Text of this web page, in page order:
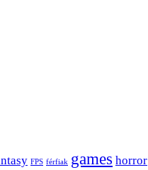
FPS férfiak games horror